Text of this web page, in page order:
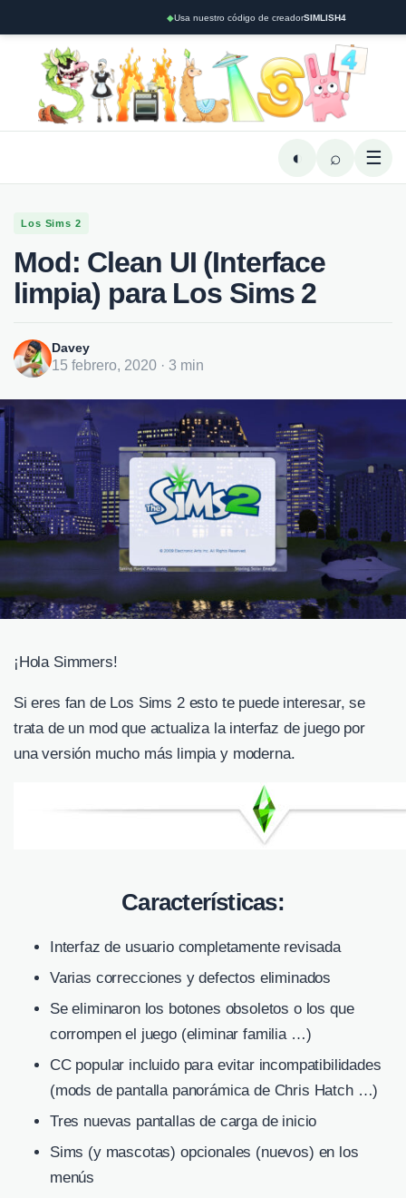
◆Usa nuestro código de creadorSIMLISH4
◐ ⌕ ☰
Los Sims 2
Mod: Clean UI (Interface
limpia) para Los Sims 2
Davey
15 febrero, 2020 · 3 min
¡Hola Simmers!
Si eres fan de Los Sims 2 esto te puede interesar, se
trata de un mod que actualiza la interfaz de juego por
una versión mucho más limpia y moderna.
Características:
Interfaz de usuario completamente revisada
Varias correcciones y defectos eliminados
Se eliminaron los botones obsoletos o los que
corrompen el juego (eliminar familia …)
CC popular incluido para evitar incompatibilidades
(mods de pantalla panorámica de Chris Hatch …)
Tres nuevas pantallas de carga de inicio
Sims (y mascotas) opcionales (nuevos) en los
menús